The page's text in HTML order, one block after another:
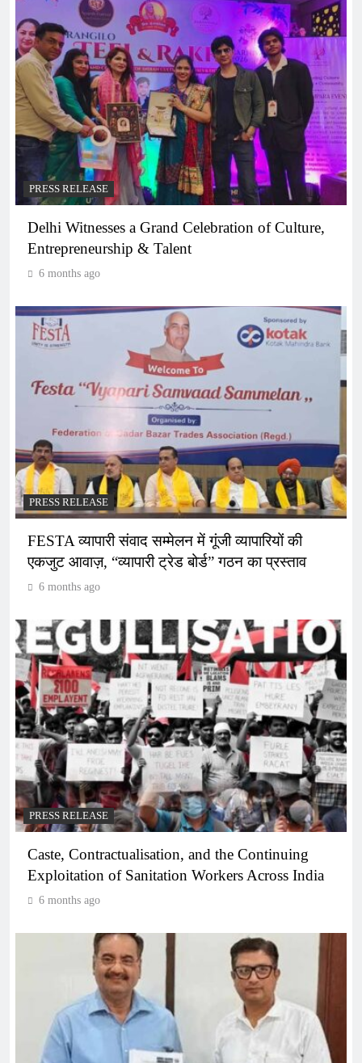
PRESS RELEASE
Delhi Witnesses a Grand Celebration of Culture,
Entrepreneurship & Talent
6 months ago
PRESS RELEASE
FESTA व्यापारी संवाद सम्मेलन में गूंजी व्यापारियों की
एकजुट आवाज़, “व्यापारी ट्रेड बोर्ड” गठन का प्रस्ताव
6 months ago
PRESS RELEASE
Caste, Contractualisation, and the Continuing
Exploitation of Sanitation Workers Across India
6 months ago